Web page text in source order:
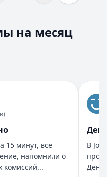
.
Одобрили быстро,
на месяц
)
15 минут, все
напомнили о
комиссий...
В